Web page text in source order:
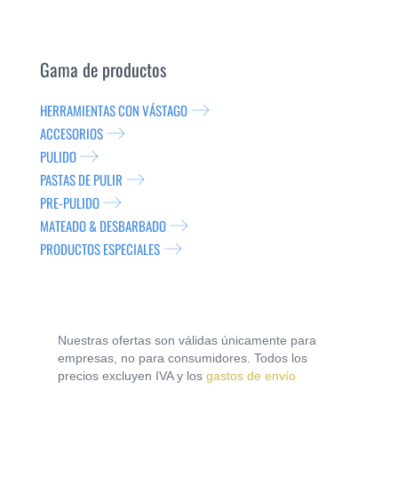
Gama de productos
HERRAMIENTAS CON VÁSTAGO
ACCESORIOS
PULIDO
PASTAS DE PULIR
PRE-PULIDO
MATEADO & DESBARBADO
PRODUCTOS ESPECIALES
Nuestras ofertas son válidas únicamente para
empresas, no para consumidores. Todos los
precios excluyen IVA y los gastos de envío